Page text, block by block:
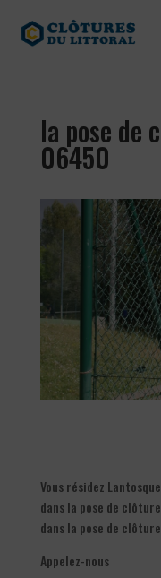
la pose de
06450
Vous résidez
dans la pose de
dans la pose de
Appelez-nous